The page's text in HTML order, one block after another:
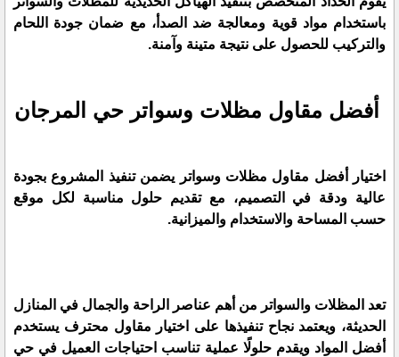
باستخدام مواد قوية ومعالجة ضد الصدأ، مع ضمان جودة اللحام
والتركيب للحصول على نتيجة متينة وآمنة.
أفضل مقاول مظلات وسواتر حي المرجان
اختيار أفضل مقاول مظلات وسواتر يضمن تنفيذ المشروع بجودة
عالية ودقة في التصميم، مع تقديم حلول مناسبة لكل موقع
حسب المساحة والاستخدام والميزانية.
تعد المظلات والسواتر من أهم عناصر الراحة والجمال في المنازل
الحديثة، ويعتمد نجاح تنفيذها على اختيار مقاول محترف يستخدم
أفضل المواد ويقدم حلولًا عملية تناسب احتياجات العميل في حي